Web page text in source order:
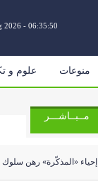
2026 - 06:35:50
منوعات علوم و
مــبــاشـــر
إحياء «المذكّرة» رهن